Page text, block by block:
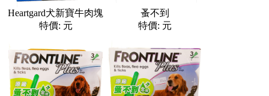
Heartgard犬新寶牛肉塊
特價: 元
蚤不到
特價: 元